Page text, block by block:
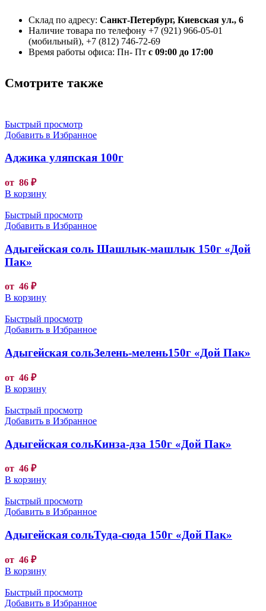
Склад по адресу: Санкт-Петербург, Киевская ул., 6
Наличие товара по телефону +7 (921) 966-05-01
(мобильный), +7 (812) 746-72-69
Время работы офиса: Пн- Пт с 09:00 до 17:00
Смотрите также
Быстрый просмотр
Добавить в Избранное
Аджика уляпская 100г
от 86 ₽
В корзину
Быстрый просмотр
Добавить в Избранное
Адыгейская соль Шашлык-машлык 150г «Дой
Пак»
от 46 ₽
В корзину
Быстрый просмотр
Добавить в Избранное
Адыгейская сольЗелень-мелень150г «Дой Пак»
от 46 ₽
В корзину
Быстрый просмотр
Добавить в Избранное
Адыгейская сольКинза-дза 150г «Дой Пак»
от 46 ₽
В корзину
Быстрый просмотр
Добавить в Избранное
Адыгейская сольТуда-сюда 150г «Дой Пак»
от 46 ₽
В корзину
Быстрый просмотр
Добавить в Избранное